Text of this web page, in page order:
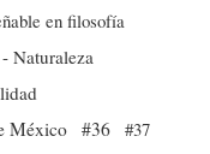
en filosofía
Naturaleza
México #36 #37